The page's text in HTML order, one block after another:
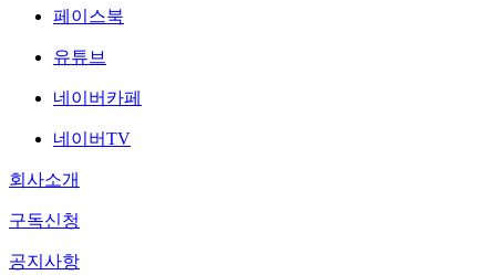
페이스북
유튜브
네이버카페
네이버TV
회사소개
구독신청
공지사항